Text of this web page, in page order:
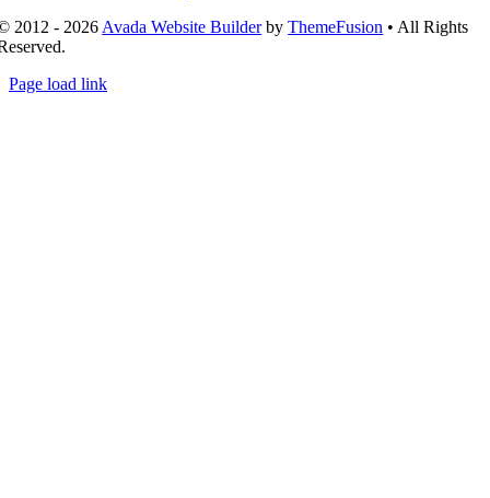
2012 - 2026 Avada Website BuilderbyThemeFusion • All Rights
Page load link